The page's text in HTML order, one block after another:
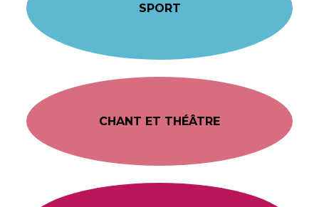
SPORT
CHANT ET THÉÂTRE